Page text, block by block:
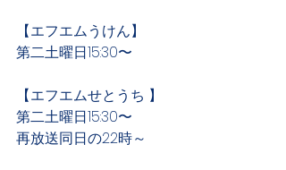
【エフエムうけん】
第二土曜日15:30〜
【エフエムせとうち 】
第二土曜日15:30〜
再放送同日の22時～